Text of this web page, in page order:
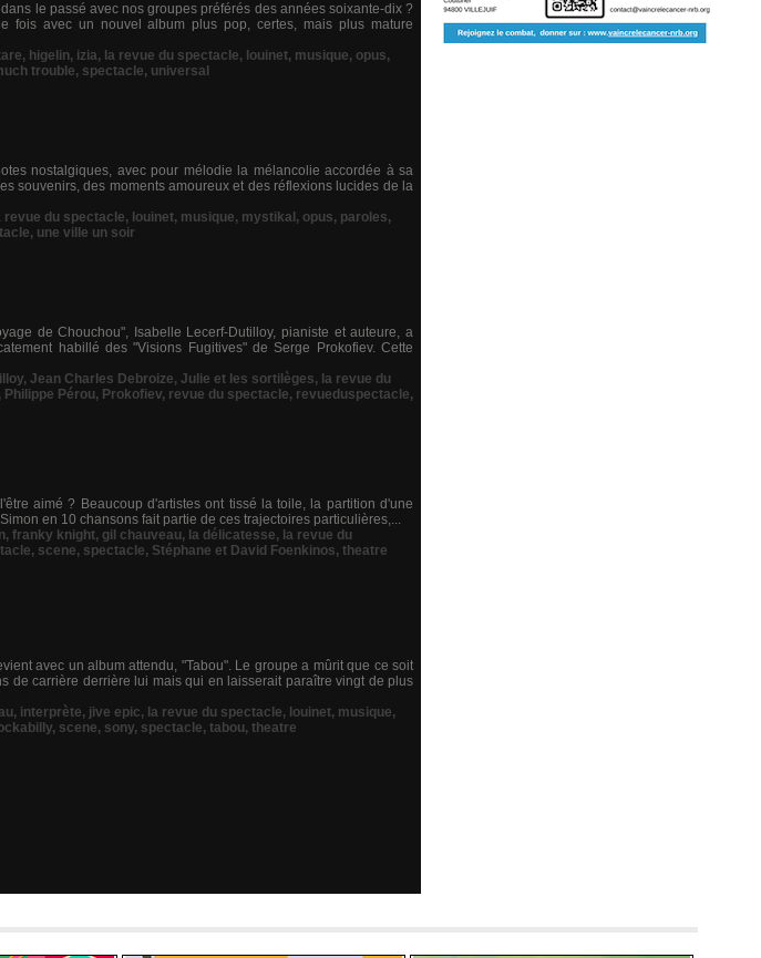
le passé avec nos groupes préférés des années soixante-dix ?
fois avec un nouvel album plus pop, certes, mais plus mature
, higelin, izia, la revue du spectacle, louinet, musique, opus,
trouble, spectacle, universal
nostalgiques, avec pour mélodie la mélancolie accordée à sa
souvenirs, des moments amoureux et des réflexions lucides de la
revue du spectacle, louinet, musique, mystikal , opus, paroles,
, une ville un soir
de Chouchou", Isabelle Lecerf-Dutilloy, pianiste et auteure, a
habillé des "Visions Fugitives" de Serge Prokofiev. Cette
, Jean Charles Debroize, Julie et les sortilèges, la revue du
, Philippe Pérou, Prokofiev, revue du spectacle, revueduspectacle,
aimé ? Beaucoup d'artistes ont tissé la toile, la partition d'une
en 10 chansons fait partie de ces trajectoires particulières,...
, franky knight, gil chauveau, la délicatesse, la revue du
, scene, spectacle, Stéphane et David Foenkinos, theatre
avec un album attendu, "Tabou". Le groupe a mûrit que ce soit
de carrière derrière lui mais qui en laisserait paraître vingt de plus
, interprète, jive epic, la revue du spectacle, louinet, musique,
, scene, sony, spectacle, tabou, theatre